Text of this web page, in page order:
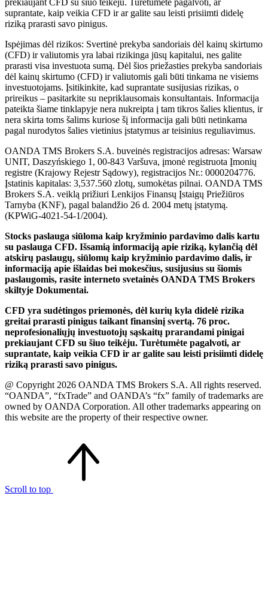
suprantate, kaip veikia CFD ir ar galite sau leisti prisiimti didelę
riziką prarasti savo pinigus.
Ispėjimas dėl rizikos: Svertinė prekyba sandoriais dėl kainų skirtumo
(CFD) ir valiutomis yra labai rizikinga jūsų kapitalui, nes galite
prarasti visa investuota sumą. Dėl šios priežasties prekyba sandoriais
dėl kainų skirtumo (CFD) ir valiutomis gali būti tinkama ne visiems
investuotojams. Įsitikinkite, kad suprantate susijusias rizikas, o
prireikus – pasitarkite su nepriklausomais konsultantais. Informacija
pateikta šiame tinklapyje nera nukreipta į tam tikros šalies klientus, ir
nera skirta toms šalims kuriose šį informacija gali būti netinkama
pagal nurodytos šalies vietinius įstatymus ar teisinius reguliavimus.
OANDA TMS Brokers S.A. buveinės registracijos adresas: Warsaw
UNIT, Daszyńskiego 1, 00-843 Varšuva, įmonė registruota Įmonių
registre (Krajowy Rejestr Sądowy), registracijos Nr.: 0000204776.
Įstatinis kapitalas: 3,537.560 zlotų, sumokėtas pilnai. OANDA TMS
Brokers S.A. veiklą prižiuri Lenkijos Finansų Įstaigų Priežiūros
Tarnyba (KNF), pagal balandžio 26 d. 2004 metų įstatymą.
(KPWiG-4021-54-1/2004).
Stocks paslauga siūloma kaip kryžminio pardavimo dalis kartu
su paslauga CFD. Išsamią informaciją apie riziką, kylančią dėl
atskirų paslaugų, siūlomų kaip kryžminio pardavimo dalis, ir
informaciją apie išlaidas bei mokesčius, susijusius su šiomis
paslaugomis, rasite interneto svetainės OANDA TMS Brokers
skiltyje Dokumentai.
CFD yra sudėtingos priemonės, dėl kurių kyla didelė rizika
greitai prarasti pinigus taikant finansinį svertą. 76 proc.
neprofesionaliųjų investuotojų sąskaitų prarandami pinigai
prekiaujant CFD su šiuo teikėju. Turėtumėte pagalvoti, ar
suprantate, kaip veikia CFD ir ar galite sau leisti prisiimti didelę
riziką prarasti savo pinigus.
@ Copyright 2026 OANDA TMS Brokers S.A. All rights reserved.
“OANDA”, “fxTrade” and OANDA’s “fx” family of trademarks are
owned by OANDA Corporation. All other trademarks appearing on
this website are the property of their respective owner.
Scroll to top